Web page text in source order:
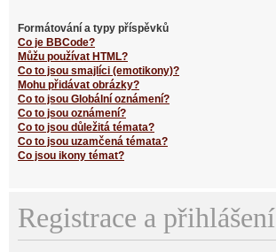
Formátování a typy příspěvků
Co je BBCode?
Můžu používat HTML?
Co to jsou smajlíci (emotikony)?
Mohu přidávat obrázky?
Co to jsou Globální oznámení?
Co to jsou oznámení?
Co to jsou důležitá témata?
Co to jsou uzamčená témata?
Co jsou ikony témat?
Registrace a přihlášení